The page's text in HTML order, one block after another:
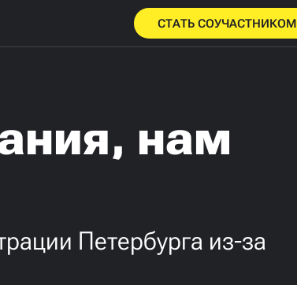
СТАТЬ СОУЧАСТНИКОМ
нам
Петербурга из-за